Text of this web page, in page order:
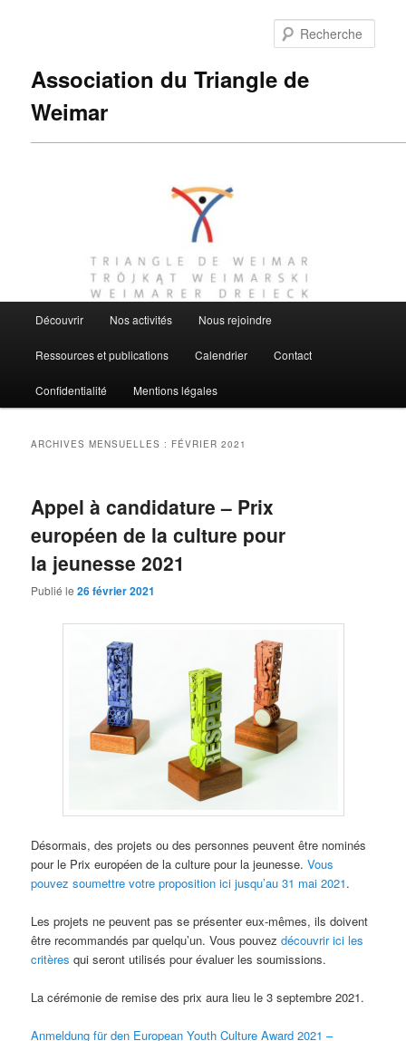
Association du Triangle de
Weimar
principal
Découvrir Nos activités Nous rejoindre
Ressources et publications Calendrier Contact
Confidentialité Mentions légales
ARCHIVES MENSUELLES : FÉVRIER 2021
Appel à candidature – Prix
européen de la culture pour
la jeunesse 2021
Publié le26 février 2021
Désormais, des projets ou des personnes peuvent être nominés
pour le Prix européen de la culture pour la jeunesse.Vous
pouvez soumettre votre proposition ici jusqu’au 31 mai 2021.
Les projets ne peuvent pas se présenter eux-mêmes, ils doivent
être recommandés par quelqu’un. Vous pouvezdécouvrir ici les
critères qui seront utilisés pour évaluer les soumissions.
La cérémonie de remise des prix aura lieu le 3 septembre 2021.
Anmeldung für den European Youth Culture Award 2021 –